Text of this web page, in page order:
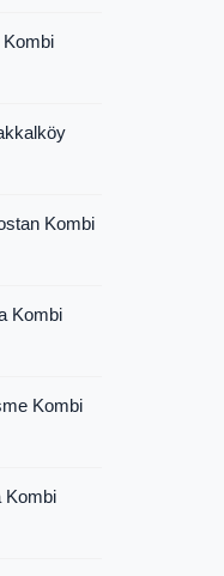
Kombi
Kombi
Kombi
Kombi
Kombi